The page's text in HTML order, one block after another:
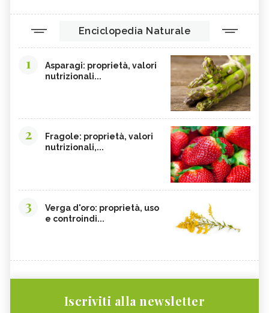
Enciclopedia Naturale
1
Asparagi: proprietà, valori
nutrizionali...
2
Fragole: proprietà, valori
nutrizionali,...
3
Verga d'oro: proprietà, uso
e controindi...
Iscriviti alla newsletter